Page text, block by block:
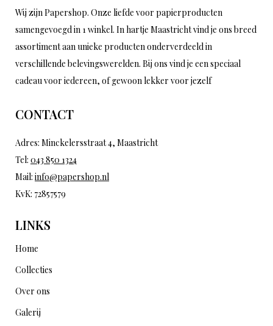
Wij zijn Papershop. Onze liefde voor papierproducten
samengevoegd in 1 winkel. In hartje Maastricht vind je ons breed
assortiment aan unieke producten onderverdeeld in
verschillende belevingswerelden. Bij ons vind je een speciaal
cadeau voor iedereen, of gewoon lekker voor jezelf
CONTACT
Adres: Minckelersstraat 4, Maastricht
Tel: 043 850 1324
Mail: info@papershop.nl
KvK: 72857579
LINKS
Home
Collecties
Over ons
Galerij